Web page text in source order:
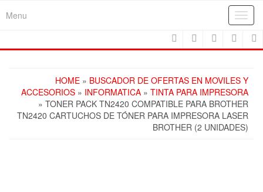
Menu
HOME » BUSCADOR DE OFERTAS EN MOVILES Y
ACCESORIOS » INFORMATICA » TINTA PARA IMPRESORA
» TONER PACK TN2420 COMPATIBLE PARA BROTHER
TN2420 CARTUCHOS DE TÓNER PARA IMPRESORA LASER
BROTHER (2 UNIDADES)